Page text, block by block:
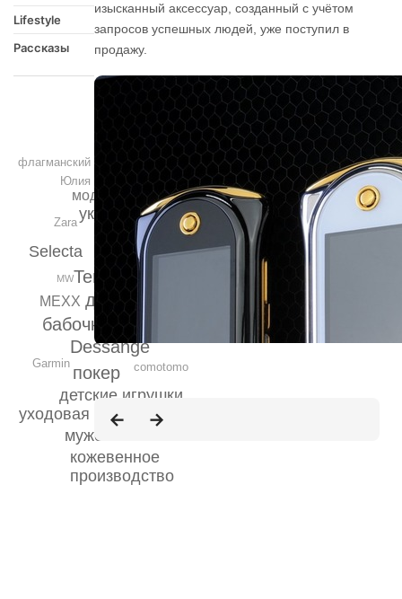
Lifestyle
Рассказы
бабочки на заказ
декор
Dessange
Termoland
покер
Disney
детские игрушки
уходовая косметика
мужские часы
украшения
Selecta
кожевенное
производство
MEXX
модная обувь
comotomo
Garmin
Юлия Ковальчук
флагманский магазин
Zara
MW
изысканный аксессуар, созданный с учётом
запросов успешных людей, уже поступил в
продажу.